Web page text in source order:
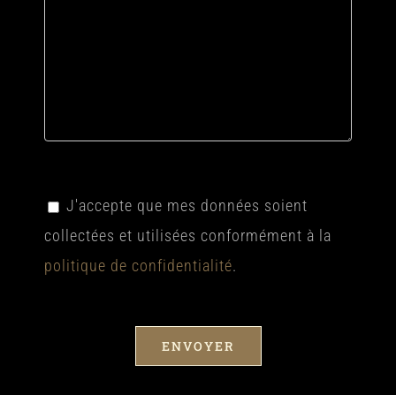
J'accepte que mes données soient
collectées et utilisées conformément à la
politique de confidentialité.